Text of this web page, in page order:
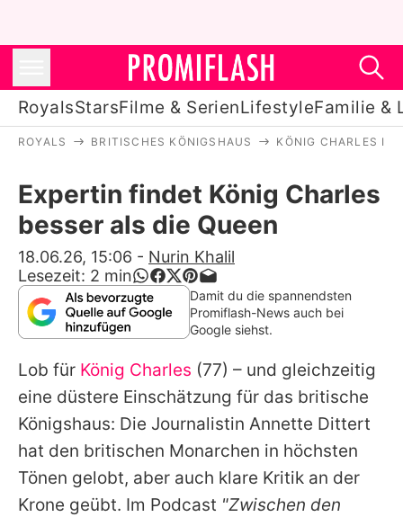
RoyalsStarsFilme & SerienLifestyleFamilie &
Stars
Filme & Serien
Lifestyle
Familie & Liebe
Alle Themen auf Promiflash
Jobs
App runterladen
ROYALS BRITISCHES KÖNIGSHAUS KÖNIG CHARLES III.
Expertin findet König Charles
besser als die Queen
18.06.26, 15:06 - Nurin Khalil
Lesezeit: 2 min
Damit du die spannendsten
Promiflash-News auch bei
Google siehst.
Lob für König Charles (77) – und gleichzeitig
eine düstere Einschätzung für das britische
Königshaus: Die Journalistin Annette Dittert
hat den britischen Monarchen in höchsten
Tönen gelobt, aber auch klare Kritik an der
Krone geübt. Im Podcast "Zwischen den